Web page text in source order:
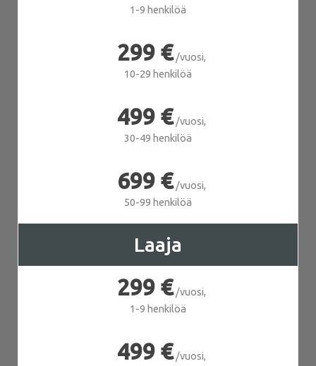
1-9 henkilöä
299 €/vuosi,
10-29 henkilöä
499 €/vuosi,
30-49 henkilöä
699 €/vuosi,
50-99 henkilöä
Laaja
299 €/vuosi,
1-9 henkilöä
499 €/vuosi,